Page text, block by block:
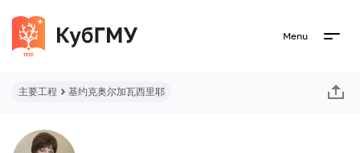
Menu
主要工程 基约克奥尔加瓦西里耶